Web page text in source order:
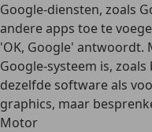
Google-diensten, zoals
andere apps toe te
'OK, Google' antwoordt.
Google-systeem is,
dezelfde software als
graphics, maar
Motor